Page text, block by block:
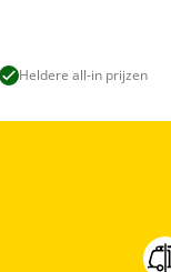
Heldere all-in prijzen